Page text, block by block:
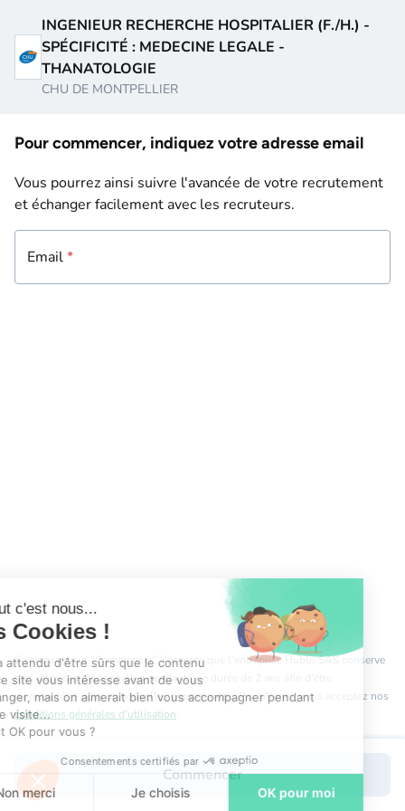
Salut c'est nous...
les Cookies !
On a attendu d'être sûrs que le contenu
de ce site vous intéresse avant de vous
déranger, mais on aimerait bien vous accompagner pendant
votre visite...
C'est OK pour vous ?
Consentements certifiés par
Non merci Je choisis OK pour moi
INGENIEUR RECHERCHE HOSPITALIER (F./H.) -
SPÉCIFICITÉ : MEDECINE LEGALE -
THANATOLOGIE
CHU DE MONTPELLIER
Pour commencer, indiquez votre adresse email
Vous pourrez ainsi suivre l'avancée de votre recrutement
et échanger facilement avec les recruteurs.
Email*
En cliquant sur “Commencer”, j'accepte que l'entreprise Hublo SAS conserve
mes données personnelles pendant une durée de 2 ans afin d'être
recontacté(e) pour de nouvelles opportunités. Par ailleurs, vous acceptez nos
conditions générales d'utilisation
Commencer